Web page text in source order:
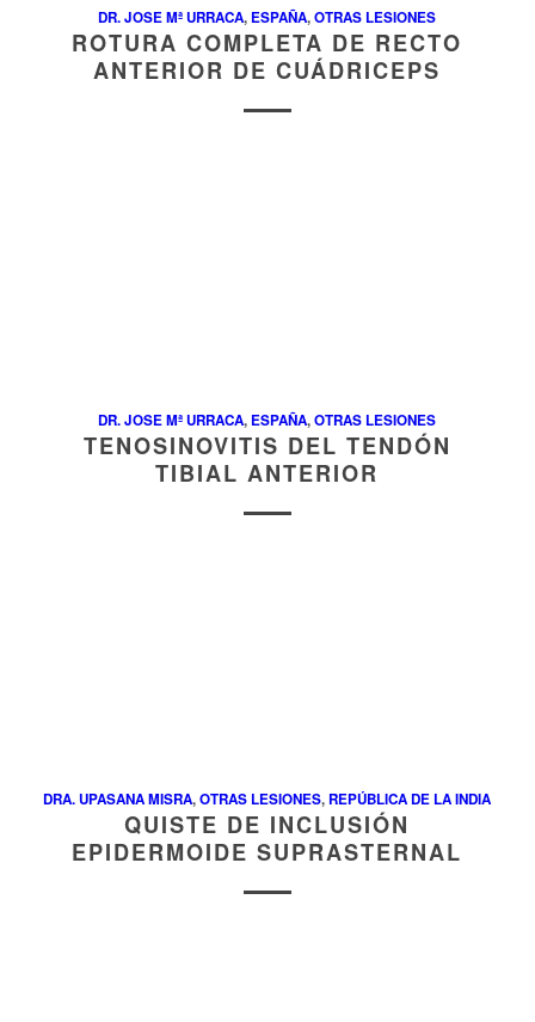
DR. JOSE Mª URRACA, ESPAÑA,OTRAS LESIONES
ROTURA COMPLETA DE RECTO
ANTERIOR DE CUÁDRICEPS
DR. JOSE Mª URRACA, ESPAÑA,OTRAS LESIONES
TENOSINOVITIS DEL TENDÓN
TIBIAL ANTERIOR
DRA. UPASANA MISRA,OTRAS LESIONES, REPÚBLICA DE LA INDIA
QUISTE DE INCLUSIÓN
EPIDERMOIDE SUPRASTERNAL